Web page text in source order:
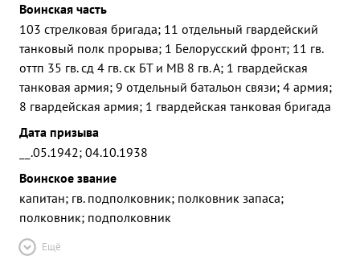
Воинская часть
103 стрелковая бригада; 11 отдельный гвардейский
танковый полк прорыва; 1 Белорусский фронт; 11 гв.
оттп 35 гв. сд 4 гв. ск БТ и МВ 8 гв. А; 1 гвардейская
танковая армия; 9 отдельный батальон связи; 4 армия;
8 гвардейская армия; 1 гвардейская танковая бригада
Дата призыва
__.05.1942; 04.10.1938
Воинское звание
капитан; гв. подполковник; полковник запаса;
полковник; подполковник
Ещё